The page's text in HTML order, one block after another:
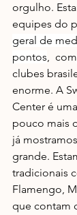
orgulho.
equipes do
geral de
pontos,
clubes
enorme. A
Center é
pouco mais
já
grande.
tradicionais
Flamengo,
que contam